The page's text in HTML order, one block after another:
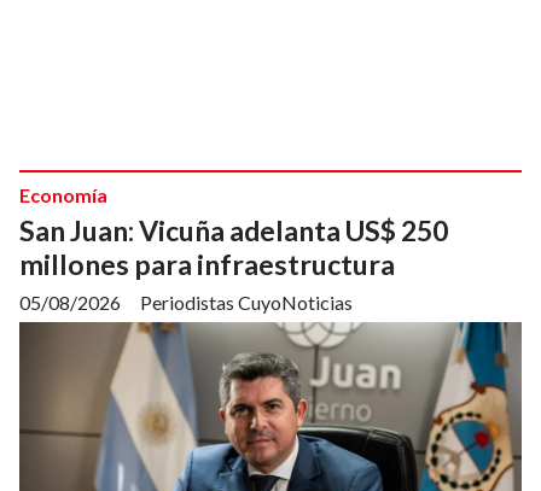
San Juan: Vicuña adelanta US$ 250
millones para infraestructura
Periodistas CuyoNoticias
Economía
05/08/2026